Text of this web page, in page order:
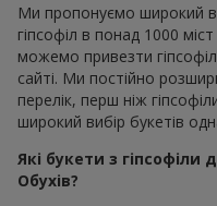
Ми пропонуємо широкий
гіпсофіл в понад 1000
можемо привезти
сайті. Ми постійно
перелік, перш ніж
широкий вибір букетів
Які букети з
Обухів?